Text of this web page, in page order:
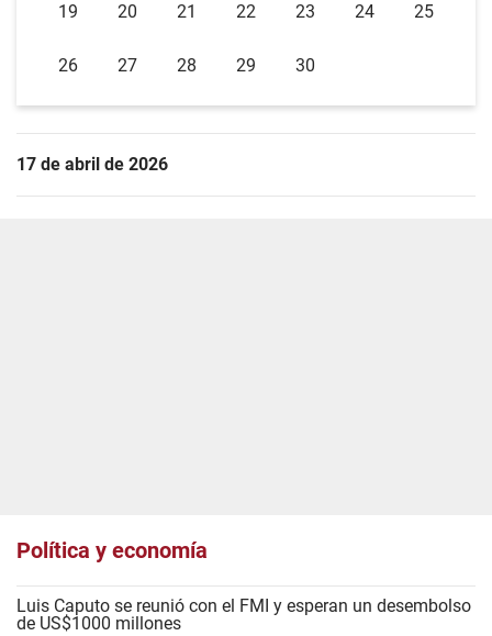
19 20 21 22 23 24 25
26 27 28 29 30
17 de abril de 2026
Política y economía
Luis Caputo se reunió con el FMI y esperan un desembolso
de US$1000 millones